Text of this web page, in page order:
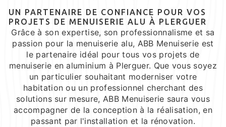
UN PARTENAIRE DE CONFIANCE POUR VOS
PROJETS DE MENUISERIE ALU À PLERGUER
Grâce à son expertise, son professionnalisme et sa
passion pour la menuiserie alu, ABB Menuiserie est
le partenaire idéal pour tous vos projets de
menuiserie en aluminium à Plerguer. Que vous soyez
un particulier souhaitant moderniser votre
habitation ou un professionnel cherchant des
solutions sur mesure, ABB Menuiserie saura vous
accompagner de la conception à la réalisation, en
passant par l'installation et la rénovation.